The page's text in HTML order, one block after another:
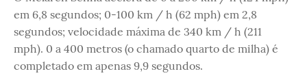
em 6,8 segundos; 0-100 km / h (62 mph) em 2,8
segundos; velocidade máxima de 340 km / h (211
mph). 0 a 400 metros (o chamado quarto de milha) é
completado em apenas 9,9 segundos.